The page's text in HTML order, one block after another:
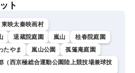
ト
東映太秦映画村
退蔵院庭園 嵐山
桂春院庭園
たやま
嵐山公園
孤篷庵庭園
（西京極総合運動公園陸上競技場兼球技